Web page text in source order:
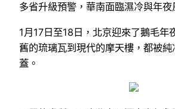
多省升級預警，華南面臨濕冷與年夜
1月17日至18日，北京迎來了鵝毛年
舊的琉璃瓦到現代的摩天樓，都被
蓋。